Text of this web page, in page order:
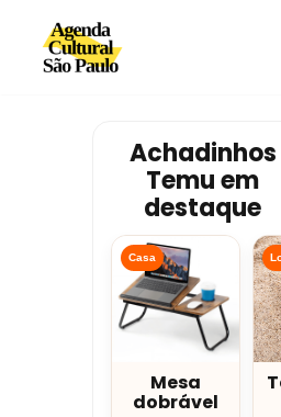
Avançar
Achadinhos
Temu em
destaque
Casa
Mesa
dobrável